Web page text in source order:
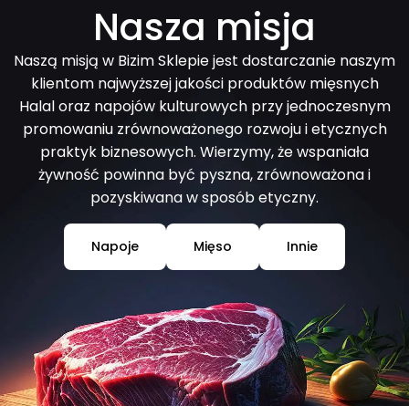
Nasza misja
Naszą misją w Bizim Sklepie jest dostarczanie naszym
klientom najwyższej jakości produktów mięsnych
Halal oraz napojów kulturowych przy jednoczesnym
promowaniu zrównoważonego rozwoju i etycznych
praktyk biznesowych. Wierzymy, że wspaniała
żywność powinna być pyszna, zrównoważona i
pozyskiwana w sposób etyczny.
Napoje Mięso Innie